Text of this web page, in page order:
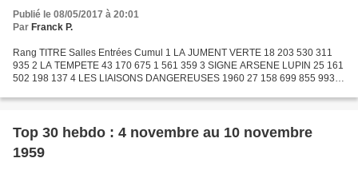
Publié le 08/05/2017 à 20:01
Par Franck P.
Rang TITRE Salles Entrées Cumul 1 LA JUMENT VERTE 18 203 530 311
935 2 LA TEMPETE 43 170 675 1 561 359 3 SIGNE ARSENE LUPIN 25 161
502 198 137 4 LES LIAISONS DANGEREUSES 1960 27 158 699 855 993 5
Top 30 hebdo : 4 novembre au 10 novembre
1959